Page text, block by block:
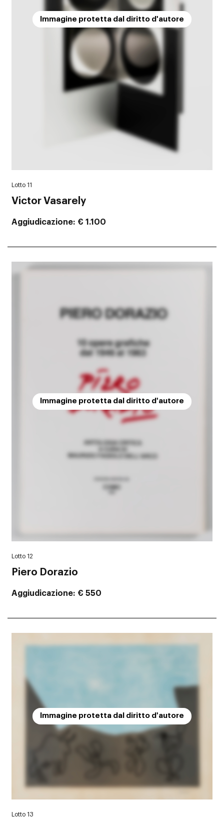
Immagine protetta dal diritto d'autore
Lotto 11
Victor Vasarely
Aggiudicazione € 1.100
Immagine protetta dal diritto d'autore
Lotto 12
Piero Dorazio
Aggiudicazione € 550
Immagine protetta dal diritto d'autore
Lotto 13